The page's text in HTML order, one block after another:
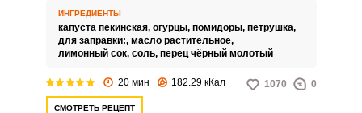
праздничному столу или
домашнему обеду как
дополнение к горячим мясным
ИНГРЕДИЕНТЫ
капуста пекинская, огурцы, помидоры, петрушка,
для заправки:, масло растительное,
лимонный сок, соль, перец чёрный молотый
20 мин 182.29 кКал 1070 0
СМОТРЕТЬ РЕЦЕПТ